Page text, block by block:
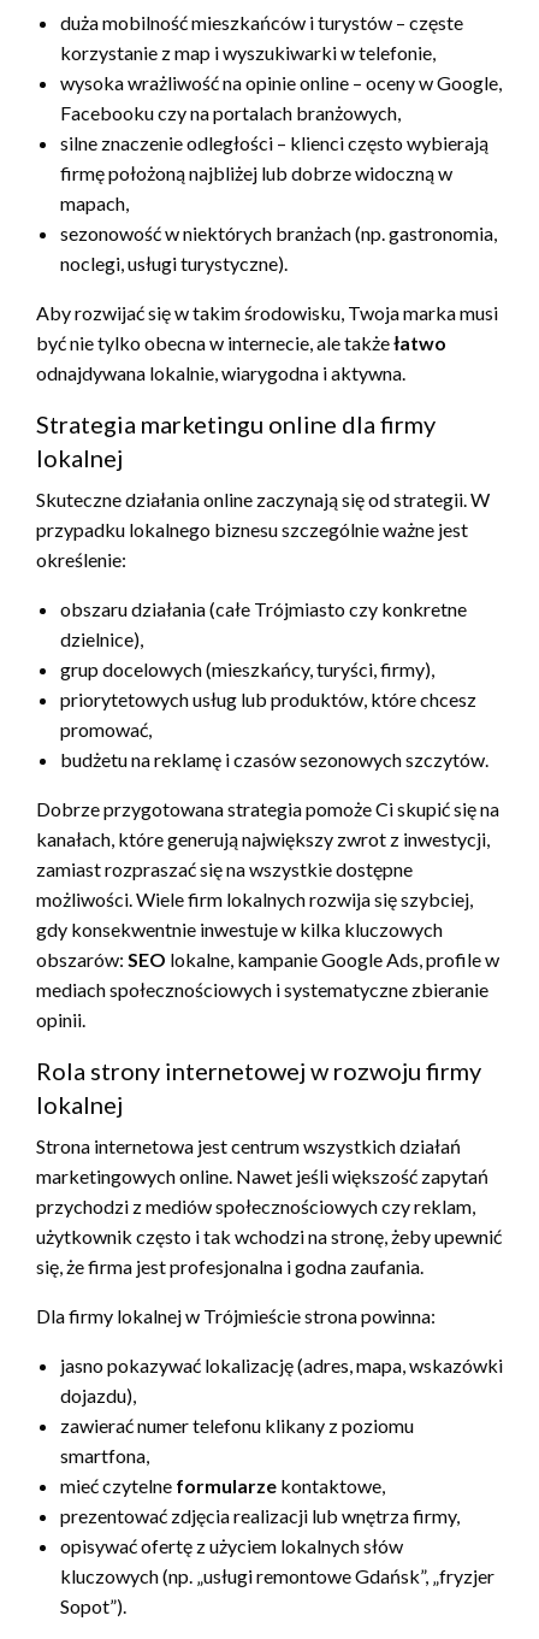
duża mobilność mieszkańców i turystów – częste
korzystanie z map i wyszukiwarki w telefonie,
wysoka wrażliwość na opinie online – oceny w Google,
Facebooku czy na portalach branżowych,
silne znaczenie odległości – klienci często wybierają
firmę położoną najbliżej lub dobrze widoczną w
mapach,
sezonowość w niektórych branżach (np. gastronomia,
noclegi, usługi turystyczne).
Aby rozwijać się w takim środowisku, Twoja marka musi
być nie tylko obecna w internecie, ale takżełatwo
odnajdywana lokalnie, wiarygodna i aktywna.
Strategia marketingu online dla firmy
lokalnej
Skuteczne działania online zaczynają się od strategii. W
przypadku lokalnego biznesu szczególnie ważne jest
określenie:
obszaru działania (całe Trójmiasto czy konkretne
dzielnice),
grup docelowych (mieszkańcy, turyści, firmy),
priorytetowych usług lub produktów, które chcesz
promować,
budżetu na reklamę i czasów sezonowych szczytów.
Dobrze przygotowana strategia pomoże Ci skupić się na
kanałach, które generują największy zwrot z inwestycji,
zamiast rozpraszać się na wszystkie dostępne
możliwości. Wiele firm lokalnych rozwija się szybciej,
gdy konsekwentnie inwestuje w kilka kluczowych
obszarów: SEO lokalne, kampanie Google Ads, profile w
mediach społecznościowych i systematyczne zbieranie
opinii.
Rola strony internetowej w rozwoju firmy
lokalnej
Strona internetowa jest centrum wszystkich działań
marketingowych online. Nawet jeśli większość zapytań
przychodzi z mediów społecznościowych czy reklam,
użytkownik często i tak wchodzi na stronę, żeby upewnić
się, że firma jest profesjonalna i godna zaufania.
Dla firmy lokalnej w Trójmieście strona powinna:
jasno pokazywać lokalizację (adres, mapa, wskazówki
dojazdu),
zawierać numer telefonu klikany z poziomu
smartfona,
mieć czytelne formularze kontaktowe,
prezentować zdjęcia realizacji lub wnętrza firmy,
opisywać ofertę z użyciem lokalnych słów
kluczowych (np. „usługi remontowe Gdańsk”, „fryzjer
Sopot”).